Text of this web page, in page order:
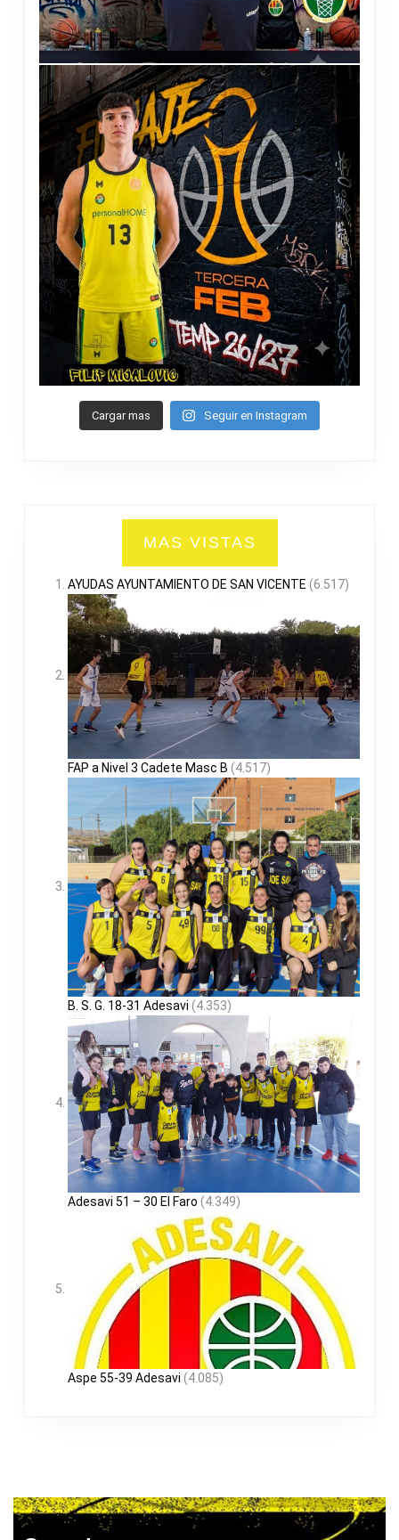
Cargar mas Seguir en Instagram
MAS VISTAS
AYUDAS AYUNTAMIENTO DE SAN VICENTE (6.517)
FAP a Nivel 3 Cadete Masc B (4.517)
B. S. G. 18-31 Adesavi (4.353)
Adesavi 51 – 30 El Faro (4.349)
Aspe 55-39 Adesavi (4.085)